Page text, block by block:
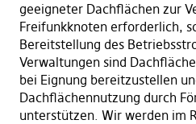
geeigneter Dachflächen zur
Freifunkknoten erforderlich,
Bereitstellung des
Verwaltungen sind
bei Eignung bereitzustellen
Dachflächennutzung durch
unterstützen. Wir werden im